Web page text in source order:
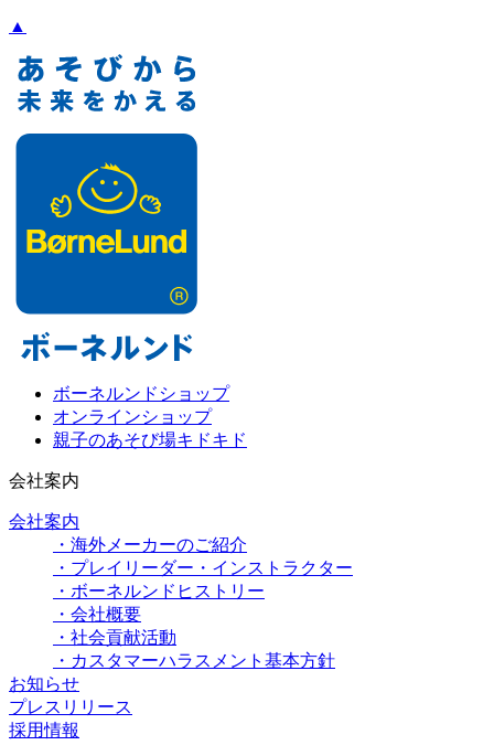
▲
ボーネルンドショップ
オンラインショップ
親子のあそび場キドキド
会社案内
会社案内
・海外メーカーのご紹介
・プレイリーダー・インストラクター
・ボーネルンドヒストリー
・会社概要
・社会貢献活動
・カスタマーハラスメント基本方針
お知らせ
プレスリリース
採用情報